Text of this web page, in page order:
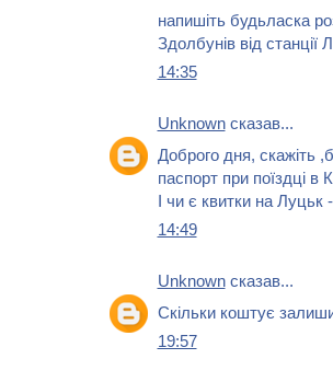
напишіть будьласка
Здолбунів від станції
14:35
Unknownсказав...
Доброго дня, скажіть
паспорт при поїздці в
І чи є квитки на Луцьк
14:49
Unknownсказав...
Скільки коштує
19:57